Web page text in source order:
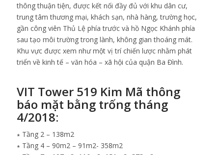
thông thuận tiện, được kết nối đầy đủ với khu dân cư,
trung tâm thương mại, khách sạn, nhà hàng, trường học,
gần công viên Thủ Lệ phía trước và hồ Ngọc Khánh phía
sau tạo môi trường trong lành, không gian thoáng mát.
Khu vực được xem như một vị trí chiến lược nhằm phát
triển về kinh tế – văn hóa – xã hội của quận Ba Đình.
VIT Tower 519 Kim Mã thông
báo mặt bằng trống tháng
4/2018:
∗ Tầng 2 – 138m2
∗ Tầng 4 – 90m2 – 91m2- 358m2